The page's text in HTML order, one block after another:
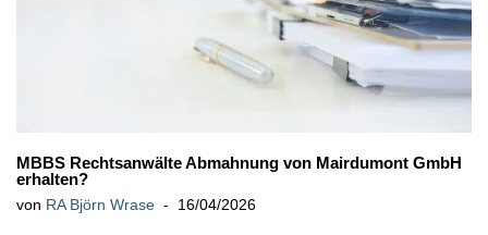
MBBS Rechtsanwälte Abmahnung von Mairdumont GmbH
erhalten?
von RA Björn Wrase 16/04/2026